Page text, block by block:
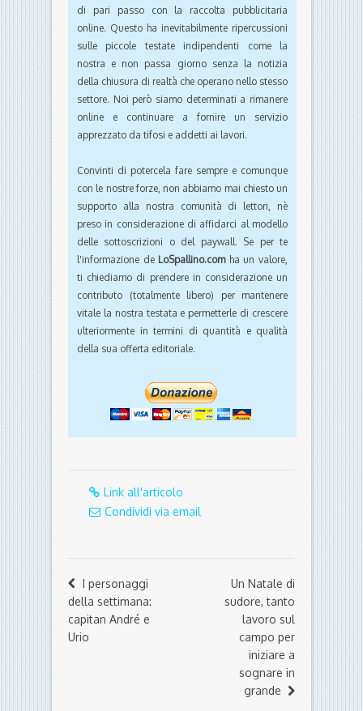
di pari passo con la raccolta pubblicitaria
online. Questo ha inevitabilmente ripercussioni
sulle piccole testate indipendenti come la
nostra e non passa giorno senza la notizia
della chiusura di realtà che operano nello stesso
settore. Noi però siamo determinati a rimanere
online e continuare a fornire un servizio
apprezzato da tifosi e addetti ai lavori.
Convinti di potercela fare sempre e comunque
con le nostre forze, non abbiamo mai chiesto un
supporto alla nostra comunità di lettori, nè
preso in considerazione di affidarci al modello
delle sottoscrizioni o del paywall. Se per te
l'informazione de LoSpallino.comha un valore,
ti chiediamo di prendere in considerazione un
contributo (totalmente libero) per mantenere
vitale la nostra testata e permetterle di crescere
ulteriormente in termini di quantità e qualità
della sua offerta editoriale.
Link all'articolo
Condividi via email
I personaggi
della settimana:
capitan André e
Urio
Un Natale di
sudore, tanto
lavoro sul
campo per
iniziare a
sognare in
grande